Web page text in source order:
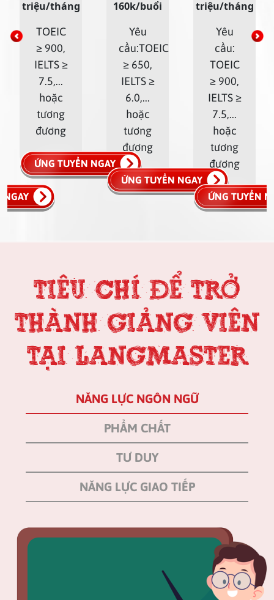
NGAY
triệu/tháng
TOEIC
≥ 900,
IELTS ≥
7.5,...
hoặc
tương
đương
ỨNG TUYỂN NGAY
160k/buổi
Yêu
cầu:TOEIC
≥ 650,
IELTS ≥
6.0,...
hoặc
tương
đương
ỨNG TUYỂN NGAY
triệu/tháng
Yêu
cầu:
TOEIC
≥ 900,
IELTS ≥
7.5,...
hoặc
tương
đương
ỨNG TUYỂN
TIÊU CHÍ ĐỂ TRỞ
THÀNH GIẢNG VIÊN
TẠI LANGMASTER
NĂNG LỰC NGÔN NGỮ
PHẨM CHẤT
TƯ DUY
NĂNG LỰC GIAO TIẾP